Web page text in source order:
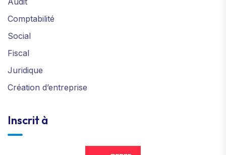
Comptabilité
Social
Fiscal
Juridique
Création d’entreprise
Inscrit à